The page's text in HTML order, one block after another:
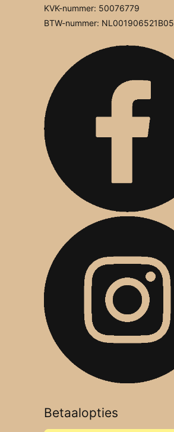
KVK-nummer: 50076779
BTW-nummer: NL001906521B05
Betaalopties